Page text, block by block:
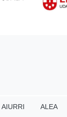
AIURRI ALEA